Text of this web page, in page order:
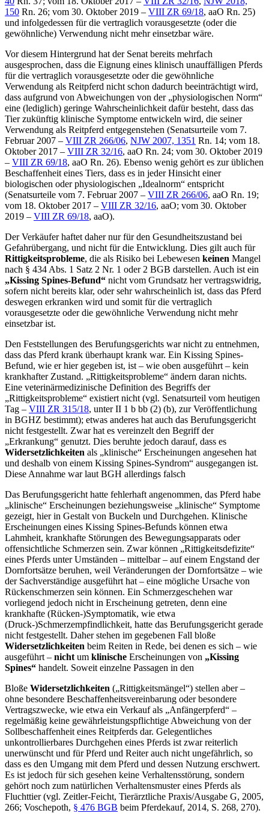
150 Rn. 26; vom 30. Oktober 2019 – VIII ZR 69/18, aaO Rn. 25)
und infolgedessen für die vertraglich vorausgesetzte (oder die
gewöhnliche) Verwendung nicht mehr einsetzbar wäre.
Vor diesem Hintergrund hat der Senat bereits mehrfach
ausgesprochen, dass die Eignung eines klinisch unauffälligen Pferds
für die vertraglich vorausgesetzte oder die gewöhnliche
Verwendung als Reitpferd nicht schon dadurch beeinträchtigt wird,
dass aufgrund von Abweichungen von der „physiologischen Norm“
eine (lediglich) geringe Wahrscheinlichkeit dafür besteht, dass das
Tier zukünftig klinische Symptome entwickeln wird, die seiner
Verwendung als Reitpferd entgegenstehen (Senatsurteile vom 7.
Februar 2007 – VIII ZR 266/06, NJW 2007, 1351 Rn. 14; vom 18.
Oktober 2017 – VIII ZR 32/16, aaO Rn. 24; vom 30. Oktober 2019
– VIII ZR 69/18, aaO Rn. 26). Ebenso wenig gehört es zur üblichen
Beschaffenheit eines Tiers, dass es in jeder Hinsicht einer
biologischen oder physiologischen „Idealnorm“ entspricht
(Senatsurteile vom 7. Februar 2007 – VIII ZR 266/06, aaO Rn. 19;
vom 18. Oktober 2017 – VIII ZR 32/16, aaO; vom 30. Oktober
2019 – VIII ZR 69/18, aaO).
Der Verkäufer haftet daher nur für den Gesundheitszustand bei
Gefahrübergang, und nicht für die Entwicklung. Dies gilt auch für
Rittigkeitsprobleme, die als Risiko bei Lebewesen keinen Mangel
nach § 434 Abs. 1 Satz 2 Nr. 1 oder 2 BGB darstellen. Auch ist ein
„Kissing Spines-Befund“ nicht vom Grundsatz her vertragswidrig,
sofern nicht bereits klar, oder sehr wahrscheinlich ist, dass das Pferd
deswegen erkranken wird und somit für die vertraglich
vorausgesetzte oder die gewöhnliche Verwendung nicht mehr
einsetzbar ist.
Den Feststellungen des Berufungsgerichts war nicht zu entnehmen,
dass das Pferd krank überhaupt krank war. Ein Kissing Spines-
Befund, wie er hier gegeben ist, ist – wie oben ausgeführt – kein
krankhafter Zustand. „Rittigkeitsprobleme“ ändern daran nichts.
Eine veterinärmedizinische Definition des Begriffs der
„Rittigkeitsprobleme“ existiert nicht (vgl. Senatsurteil vom heutigen
Tag – VIII ZR 315/18, unter II 1 b bb (2) (b), zur Veröffentlichung
in BGHZ bestimmt); etwas anderes hat auch das Berufungsgericht
nicht festgestellt. Zwar hat es vereinzelt den Begriff der
„Erkrankung“ genutzt. Dies beruhte jedoch darauf, dass es
Widersetzlichkeiten als „klinische“ Erscheinungen angesehen hat
und deshalb von einem Kissing Spines-Syndrom“ ausgegangen ist.
Diese Annahme war laut BGH allerdings falsch
Das Berufungsgericht hatte fehlerhaft angenommen, das Pferd habe
„klinische“ Erscheinungen beziehungsweise „klinische“ Symptome
gezeigt, hier in Gestalt von Buckeln und Durchgehen. Klinische
Erscheinungen eines Kissing Spines-Befunds können etwa
Lahmheit, krankhafte Störungen des Bewegungsapparats oder
offensichtliche Schmerzen sein. Zwar können „Rittigkeitsdefizite“
eines Pferds unter Umständen – mittelbar – auf einem Engstand der
Dornfortsätze beruhen, weil Veränderungen der Dornfortsätze – wie
der Sachverständige ausgeführt hat – eine mögliche Ursache von
Rückenschmerzen sein können. Ein Schmerzgeschehen war
vorliegend jedoch nicht in Erscheinung getreten, denn eine
krankhafte (Rücken-)Symptomatik, wie etwa
(Druck-)Schmerzempfindlichkeit, hatte das Berufungsgericht gerade
nicht festgestellt. Daher stehen im gegebenen Fall bloße
Widersetzlichkeiten beim Reiten in Rede, bei denen es sich – wie
ausgeführt – nicht um klinische Erscheinungen von „Kissing
Spines“ handelt. Soweit einzelne Passagen in den
Bloße Widersetzlichkeiten („Rittigkeitsmängel“) stellen aber –
ohne besondere Beschaffenheitsvereinbarung oder besondere
Vertragszwecke, wie etwa ein Verkauf als „Anfängerpferd“ –
regelmäßig keine gewährleistungspflichtige Abweichung von der
Sollbeschaffenheit eines Reitpferds dar. Gelegentliches
unkontrollierbares Durchgehen eines Pferds ist zwar reiterlich
unerwünscht und für Pferd und Reiter auch nicht ungefährlich, so
dass es den Umgang mit dem Pferd und dessen Nutzung erschwert.
Es ist jedoch für sich gesehen keine Verhaltensstörung, sondern
gehört noch zum natürlichen Verhaltensmuster eines Pferds als
Fluchttier (vgl. Zeitler-Feicht, Tierärztliche Praxis/Ausgabe G, 2005,
266; Voschepoth, § 476 BGB beim Pferdekauf, 2014, S. 268, 270).